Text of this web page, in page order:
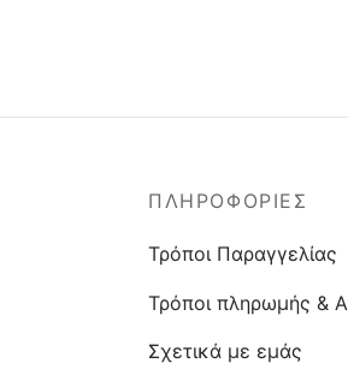
ΠΛΗΡΟΦΟΡΙΕΣ
Τρόποι Παραγγελίας
Τρόποι πληρωμής &
Σχετικά με εμάς